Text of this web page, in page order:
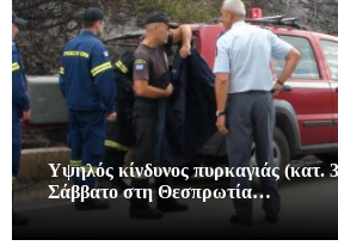
Υψηλός κίνδυνος πυρκαγιάς (κατ.
Σάββατο στη Θεσπρωτία…